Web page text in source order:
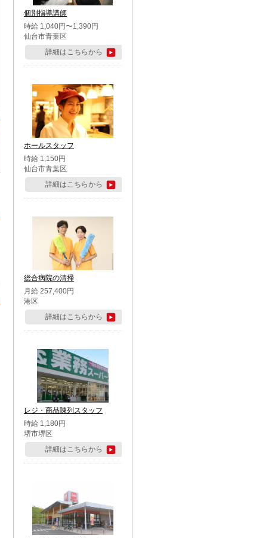
個別指導講師
時給 1,040円〜1,390円
仙台市青葉区
詳細はこちらから
ホールスタッフ
時給 1,150円
仙台市青葉区
詳細はこちらから
総合病院の清掃
月給 257,400円
港区
詳細はこちらから
レジ・商品陳列スタッフ
時給 1,180円
堺市堺区
詳細はこちらから